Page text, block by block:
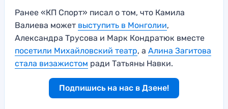
Ранее «КП Спорт» писал о том, что Камила
Валиева может выступить в Монголии,
Александра Трусова и Марк Кондратюк вместе
посетили Михайловский театр, а Алина Загитова
стала визажистом ради Татьяны Навки.
Подпишись на нас в Дзене!